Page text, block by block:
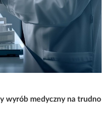
wyrób medyczny na trudno